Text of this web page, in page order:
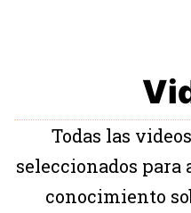
Todas las
seleccionados
conocimiento